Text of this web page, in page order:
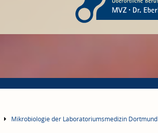
Mikrobiologie der Laboratoriumsmedizin Dortmund